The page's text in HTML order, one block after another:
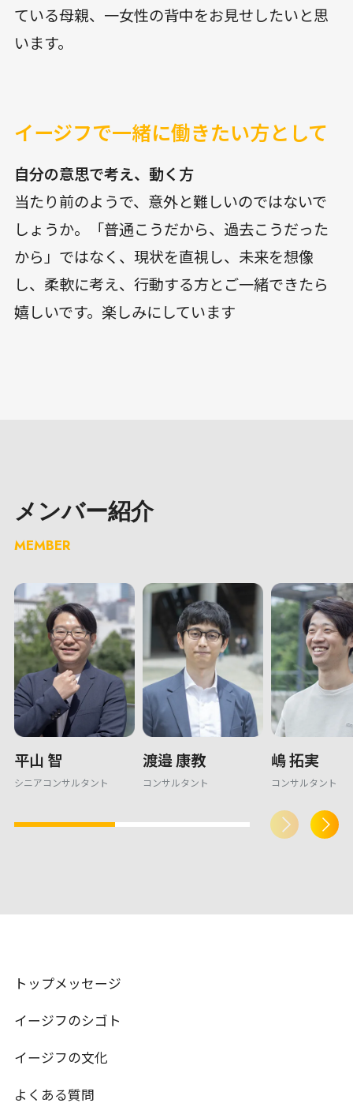
ている母親、一女性の背中をお見せしたいと思
います。
イージフで一緒に働きたい方として
自分の意思で考え、動く方
当たり前のようで、意外と難しいのではないで
しょうか。「普通こうだから、過去こうだった
から」ではなく、現状を直視し、未来を想像
し、柔軟に考え、行動する方とご一緒できたら
嬉しいです。楽しみにしています
メンバー紹介
MEMBER
平山 智
シニアコンサルタント
渡邉 康教
コンサルタント
嶋 拓実
コンサルタント
トップメッセージ
イージフのシゴト
イージフの文化
よくある質問